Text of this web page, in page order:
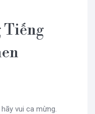
Tiếng
vui ca mừng.